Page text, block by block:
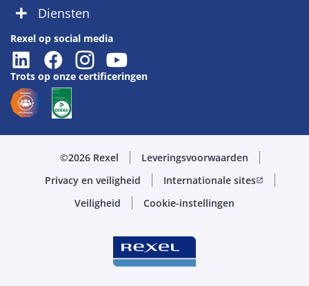
Diensten
Rexel op social media
Trots op onze certificeringen
©2026 Rexel
Leveringsvoorwaarden
Privacy en veiligheid
Internationale sitesopen_in_new
Veiligheid Cookie-instellingen